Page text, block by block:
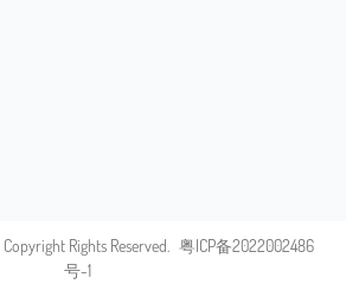
Copyright Rights Reserved.
粤ICP备2022002486
号-1